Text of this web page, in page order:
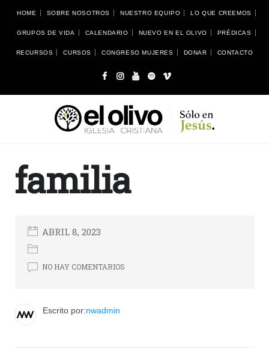
HOME SOBRE NOSOTROS NUESTRO EQUIPO LO QUE CREEMOS
GRUPOS DE VIDA CALENDARIO NUEVO EN EL OLIVO PRÉDICAS
RECURSOS CURSOS CONGRESO MUJERES DONAR CONTACTO
familia
ABRIL 8, 2023
NO HAY COMENTARIOS
Escrito por:nwadmin